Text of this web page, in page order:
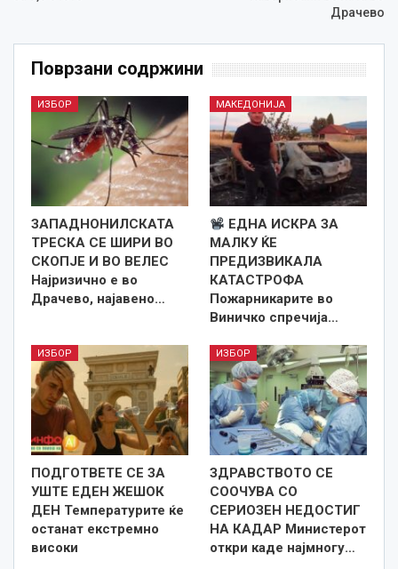
Драчево
Поврзани содржини
ИЗБОР
ЗАПАДНОНИЛСКАТА
ТРЕСКА СЕ ШИРИ ВО
СКОПЈЕ И ВО ВЕЛЕС
Најризично е во
Драчево, најавено…
МАКЕДОНИЈА
ЕДНА ИСКРА ЗА
МАЛКУ ЌЕ
ПРЕДИЗВИКАЛА
КАТАСТРОФА
Пожарникарите во
Виничко спречија…
ИЗБОР
ПОДГОТВЕТЕ СЕ ЗА
УШТЕ ЕДЕН ЖЕШОК
ДЕН Температурите ќе
останат екстремно
високи
ИЗБОР
ЗДРАВСТВОТО СЕ
СООЧУВА СО
СЕРИОЗЕН НЕДОСТИГ
НА КАДАР Министерот
откри каде најмногу…